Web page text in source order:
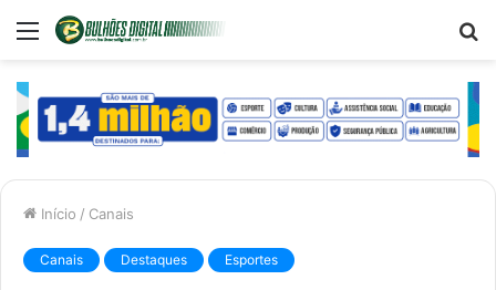
Menu
Início / Canais
Canais Destaques Esportes